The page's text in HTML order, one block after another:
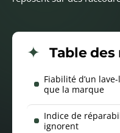
Table
Fiabilité d’un
que la marque
Indice de
ignorent